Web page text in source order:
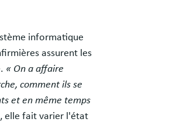
informatique
assurent les
« On a affaire
comment ils se
et en même temps
elle fait varier l'état